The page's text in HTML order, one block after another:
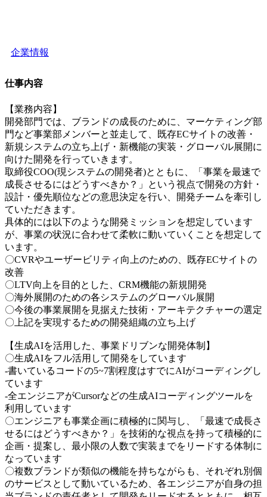
企業情報
仕事内容
【業務内容】
開発部門では、ブランドの成長のために、マーケティング部
門など事業部メンバーと並走して、既存ECサイトの改善・
新規システムの立ち上げ・新機能の実装・グローバル展開に
向けた開発を行っていきます。
取締役COO(現システムの開発者)とともに、「事業を最速で
成長させるにはどうすべきか？」という視点で開発の方針・
設計・優先順位などの意思決定を行い、開発チームを牽引し
ていただきます。
具体的には以下のような開発ミッションを想定しています
が、事業の状況に合わせて柔軟に動いていくことを想定して
います。
〇CVRやユーザービリティ向上のための、既存ECサイトの
改善
〇LTV向上を目的とした、CRM機能の新規開発
〇海外展開のための各システムのグローバル展開
〇今後の事業展開を見据えた技術・アーキテクチャーの選定
〇上記を実現するための開発組織の立ち上げ
【生成AIを活用した、事業ドリブンな開発体制】
〇生成AIをフル活用して開発をしています
-書いているコードの5~7割程度はすでにAIがコーディングし
ています
-全エンジニアがCursorなどの生成AIコーディングツールを
利用しています
〇エンジニアも事業企画に積極的に関与し、「最速で成長さ
せるにはどうすべきか？」を技術的な視点を持って積極的に
企画・提案し、最小限の人数で実装までをリードする体制に
なっています
〇複数ブランドが類似の機能を持ちながらも、それぞれ別個
のサービスとして動いているため、各エンジニアが自身の担